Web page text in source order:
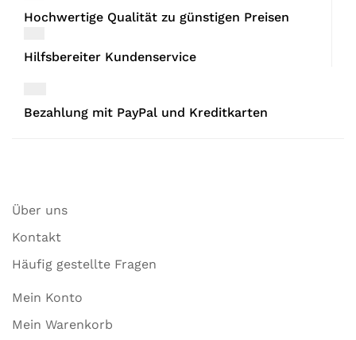
Hochwertige Qualität zu günstigen Preisen
Hilfsbereiter Kundenservice
Bezahlung mit PayPal und Kreditkarten
Über uns
Kontakt
Häufig gestellte Fragen
Mein Konto
Mein Warenkorb